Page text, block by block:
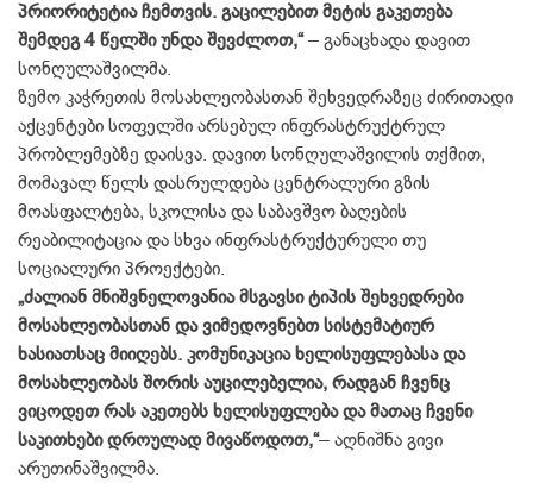
პრიორიტეტია ჩემთვის. გაცილებით მეტის გაკეთება
შემდეგ 4 წელში უნდა შევძლოთ,“– განაცხადა დავით
სონღულაშვილმა.
ზემო კაჭრეთის მოსახლეობასთან შეხვედრაზეც ძირითადი
აქცენტები სოფელში არსებულ ინფრასტრუქტრულ
პრობლემებზე დაისვა. დავით სონღულაშვილის თქმით,
მომავალ წელს დასრულდება ცენტრალური გზის
მოასფალტება, სკოლისა და საბავშვო ბაღების
რეაბილიტაცია და სხვა ინფრასტრუქტურული თუ
სოციალური პროექტები.
„ძალიან მნიშვნელოვანია მსგავსი ტიპის შეხვედრები
მოსახლეობასთან და ვიმედოვნებთ სისტემატიურ
ხასიათსაც მიიღებს. კომუნიკაცია ხელისუფლებასა და
მოსახლეობას შორის აუცილებელია, რადგან ჩვენც
ვიცოდეთ რას აკეთებს ხელისუფლება და მათაც ჩვენი
საკითხები დროულად მივაწოდოთ,“– აღნიშნა გივი
არუთინაშვილმა.